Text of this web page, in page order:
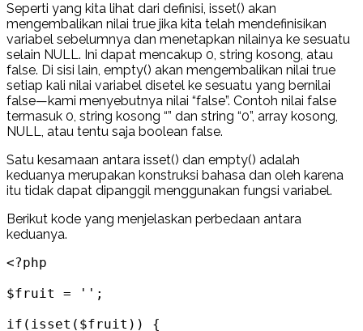
Seperti yang kita lihat dari definisi, isset() akan
mengembalikan nilai true jika kita telah mendefinisikan
variabel sebelumnya dan menetapkan nilainya ke sesuatu
selain NULL. Ini dapat mencakup 0, string kosong, atau
false. Di sisi lain, empty() akan mengembalikan nilai true
setiap kali nilai variabel disetel ke sesuatu yang bernilai
false—kami menyebutnya nilai “false”. Contoh nilai false
termasuk 0, string kosong “” dan string “0”, array kosong,
NULL, atau tentu saja boolean false.
Satu kesamaan antara isset() dan empty() adalah
keduanya merupakan konstruksi bahasa dan oleh karena
itu tidak dapat dipanggil menggunakan fungsi variabel.
Berikut kode yang menjelaskan perbedaan antara
keduanya.
<?php
$fruit = '';
if(isset($fruit)) {